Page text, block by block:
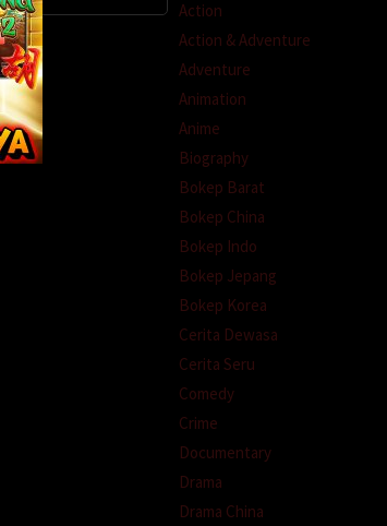
Action
Action & Adventure
Adventure
Animation
Anime
Biography
Bokep Barat
Bokep China
Bokep Indo
Bokep Jepang
Bokep Korea
Cerita Dewasa
Cerita Seru
Comedy
Crime
Documentary
Drama
Drama China